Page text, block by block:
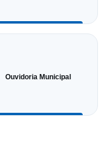
Ouvidoria Municipal